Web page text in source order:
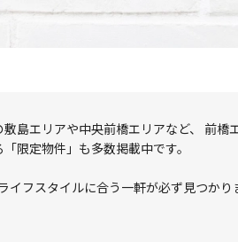
島エリアや中央前橋エリアなど、 前
限定物件」も多数掲載中です。
フスタイルに合う一軒が必ず見つかり